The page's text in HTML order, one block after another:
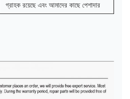
গ্রাহক রয়েছে এবং আমাদের কাছে পেশাদার
মেটাতে আমাদের যথাসাধ্য চেষ্টা করবে